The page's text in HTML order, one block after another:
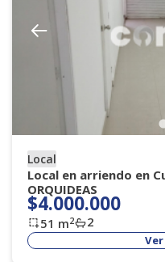
Local
Local en arriendo en
ORQUIDEAS
$4.000.000
51 m2 2